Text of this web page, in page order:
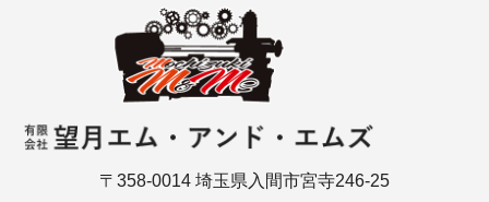
〒358-0014 埼玉県入間市宮寺246-25